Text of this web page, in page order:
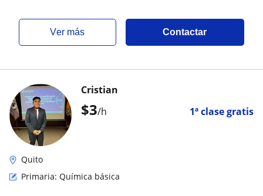
ver más Contactar
$3/h 1ª clase gratis
Cristian
Quito
Primaria: Química básica